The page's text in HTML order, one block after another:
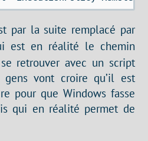
par la suite remplacé par
est en réalité le chemin
retrouver avec un script
vont croire qu’il est
pour que Windows fasse
qui en réalité permet de